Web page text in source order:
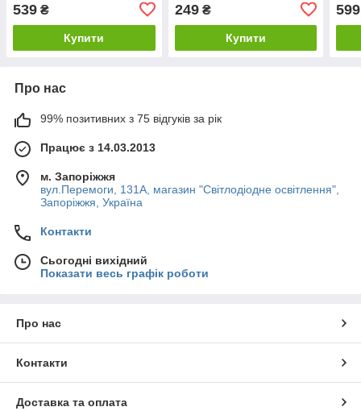
539 ₴
Купити
249₴
Купити
599
Про нас
99% позитивних з 75 відгуків за рік
Працює з 14.03.2013
м. Запоріжжя
вул.Перемоги, 131А, магазин "Світлодіодне освітлення",
Запоріжжя, Україна
Контакти
Сьогодні вихідний
Показати весь графік роботи
Про нас
Контакти
Доставка та оплата